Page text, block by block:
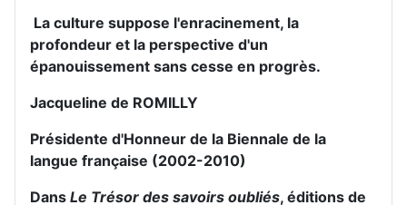
La culture suppose l'enracinement, la
profondeur et la perspective d'un
épanouissement sans cesse en progrès.
Jacqueline de ROMILLY
Présidente d'Honneur de la Biennale de la
langue française (2002-2010)
Dans Le Trésor des savoirs oubliés, éditions de